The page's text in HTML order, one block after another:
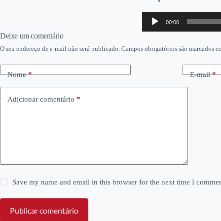
Tocador
áudio
00:00
Deixe um comentário
O seu endereço de e-mail não será publicado. Campos obrigatórios são marcados
Nome* E-mail*
Adicionar comentário *
Save my name and email in this browser for the next time I
Publicar comentário